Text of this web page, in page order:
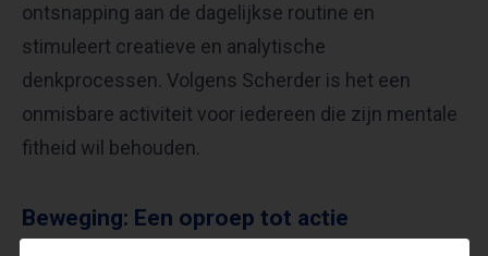
ontsnapping aan de dagelijkse routine en
stimuleert creatieve en analytische
denkprocessen. Volgens Scherder is het een
onmisbare activiteit voor iedereen die zijn mentale
fitheid wil behouden.
Beweging: Een oproep tot actie